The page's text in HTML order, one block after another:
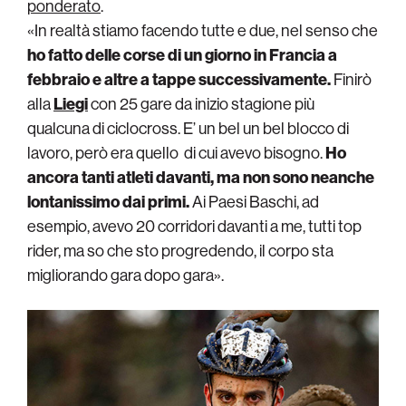
ponderato.
«In realtà stiamo facendo tutte e due, nel senso che
ho fatto delle corse di un giorno in Francia a
febbraio e altre a tappe successivamente.Finirò
allaLiegicon 25 gare da inizio stagione più
qualcuna di ciclocross. E’ un bel un bel blocco di
lavoro, però era quello di cui avevo bisogno.Ho
ancora tanti atleti davanti, ma non sono neanche
lontanissimo dai primi.Ai Paesi Baschi, ad
esempio, avevo 20 corridori davanti a me, tutti top
rider, ma so che sto progredendo, il corpo sta
migliorando gara dopo gara».